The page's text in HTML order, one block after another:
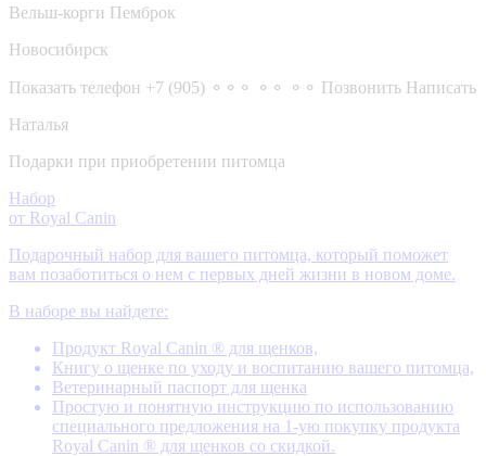
Вельш-корги Пемброк
Новосибирск
Показать телефон +7 (905) ⚬⚬⚬ ⚬⚬ ⚬⚬ Позвонить Написать
Наталья
Подарки при приобретении питомца
Набор
от Royal Canin
Подарочный набор для вашего питомца, который поможет
вам позаботиться о нем с первых дней жизни в новом доме.
В наборе вы найдете:
Продукт Royal Canin ® для щенков,
Книгу о щенке по уходу и воспитанию вашего питомца,
Ветеринарный паспорт для щенка
Простую и понятную инструкцию по использованию
специального предложения на 1-ую покупку продукта
Royal Canin ® для щенков со скидкой.